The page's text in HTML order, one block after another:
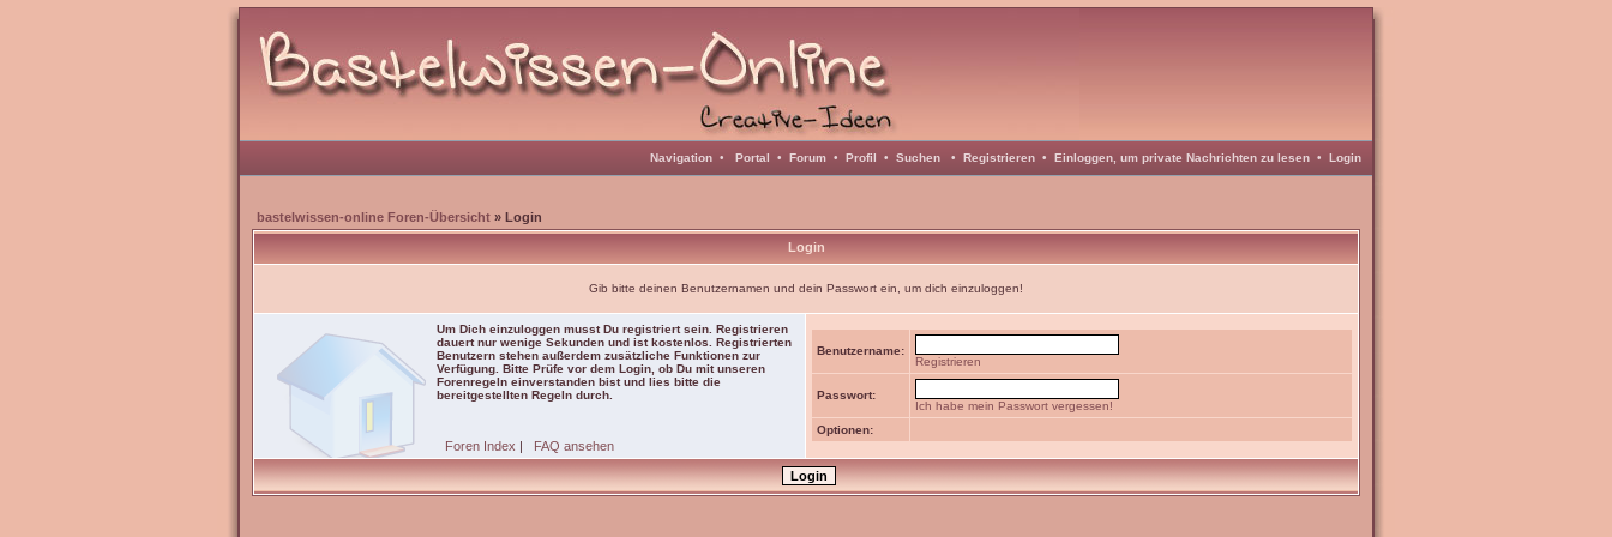
Navigation • Portal • Forum • Profil • Suchen • Registrieren • Einloggen, um private Nachrichten zu lesen • Login
bastelwissen-online Foren-Übersicht » Login
Login
Gib bitte deinen Benutzernamen und dein Passwort ein, um dich einzuloggen!
Um Dich einzuloggen musst Du registriert sein. Registrieren
dauert nur wenige Sekunden und ist kostenlos. Registrierten
Benutzern stehen außerdem zusätzliche Funktionen zur
Verfügung. Bitte Prüfe vor dem Login, ob Du mit unseren
Forenregeln einverstanden bist und lies bitte die
bereitgestellten Regeln durch.
Foren Index | FAQ ansehen
Benutzername:
Registrieren
Passwort:
Ich habe mein Passwort vergessen!
Optionen: